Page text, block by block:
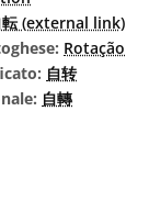
転 (external link)
Rotação
自转
自轉